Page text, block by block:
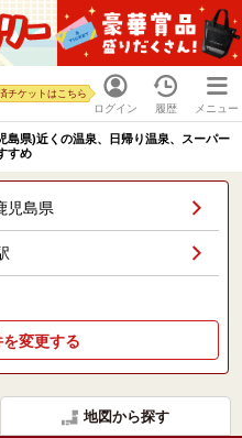
ログイン
チケットはこちら
履歴 メニュー
島県)近くの温泉、日帰り温泉、スーパー
すめ
児島県
変更する
地図から探す